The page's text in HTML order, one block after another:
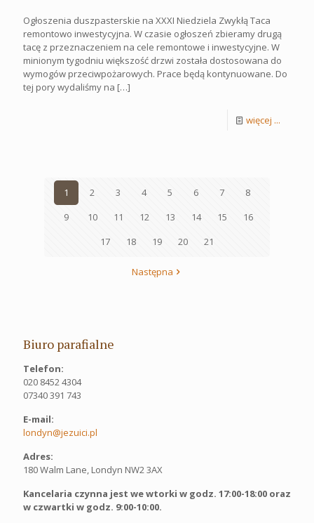
Ogłoszenia duszpasterskie na XXXI Niedziela Zwykłą Taca
remontowo inwestycyjna. W czasie ogłoszeń zbieramy drugą
tacę z przeznaczeniem na cele remontowe i inwestycyjne. W
minionym tygodniu większość drzwi została dostosowana do
wymogów przeciwpożarowych. Prace będą kontynuowane. Do
tej pory wydaliśmy na […]
więcej ...
1 2 3 4 5 6 7
8
9
10 11 12 13 14 15
16
17
18 19 20 21
Następna
Biuro parafialne
Telefon:
020 8452 4304
07340 391 743
E-mail:
londyn@jezuici.pl
Adres:
180 Walm Lane, Londyn NW2 3AX
Kancelaria czynna jest we wtorki w godz. 17:00-18:00 oraz
w czwartki w godz. 9:00-10:00.